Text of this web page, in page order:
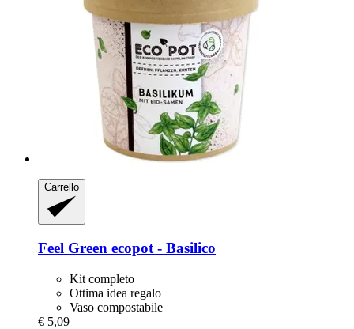
Carrello
Feel Green ecopot -​ Basilico
Kit completo
Ottima idea regalo
Vaso compostabile
€ 5,09